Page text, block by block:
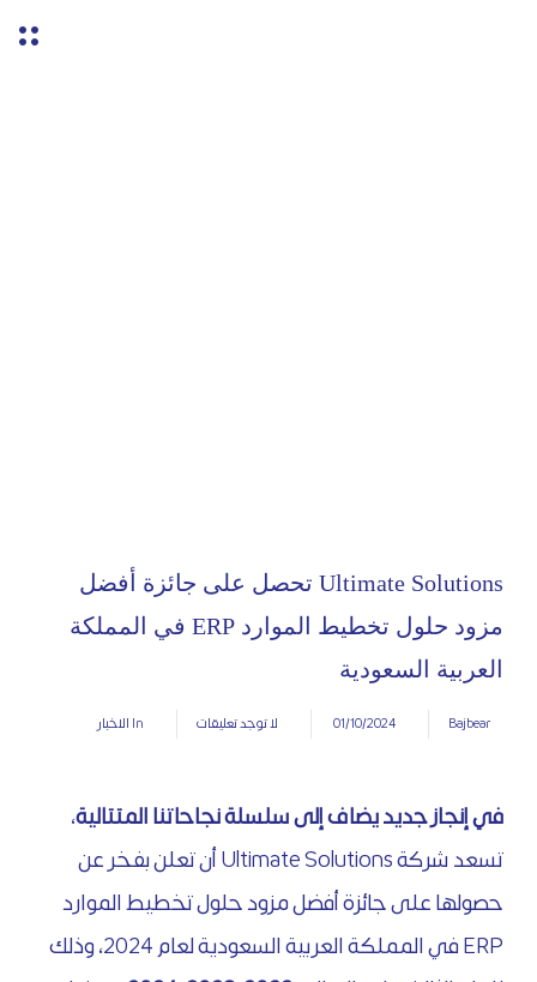
Ultimate Solutions تحصل على جائزة أفضل
مزود حلول تخطيط الموارد ERP في المملكة
العربية السعودية
Bajbear
01/10/2024 لا توجد تعليقات In الاخبار
في إنجاز جديد يضاف إلى سلسلة نجاحاتنا المتتالية،
تسعد شركة Ultimate Solutions أن تعلن بفخر عن
حصولها على جائزة أفضل مزود حلول تخطيط الموارد
ERP في المملكة العربية السعودية لعام 2024، وذلك